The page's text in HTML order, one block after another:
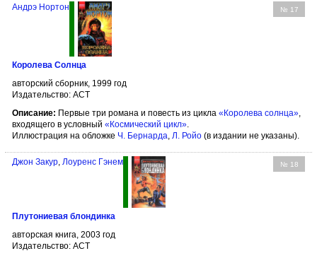
№ 17
Андрэ Нортон
Королева Солнца
авторский сборник, 1999 год
Издательство: АСТ
Описание: Первые три романа и повесть из цикла «Королева солнца»,
входящего в условный «Космический цикл».
Иллюстрация на обложке Ч. Бернарда, Л. Ройо (в издании не указаны).
№ 18
Джон Закур, Лоуренс Гэнем
Плутониевая блондинка
авторская книга, 2003 год
Издательство: АСТ